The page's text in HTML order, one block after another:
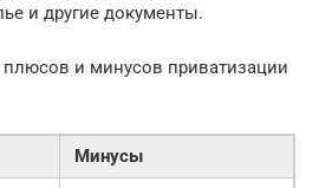
и другие документы.
и минусов приватизации
Минусы